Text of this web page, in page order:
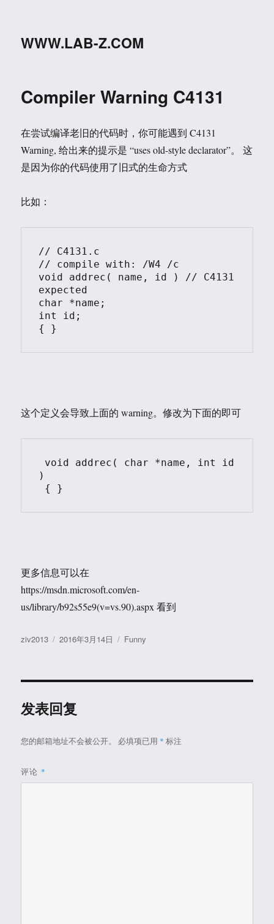
WWW.LAB-Z.COM
Compiler Warning C4131
在尝试编译老旧的代码时，你可能遇到 C4131
Warning, 给出来的提示是 “uses old-style declarator”。 这
是因为你的代码使用了旧式的生命方式
比如：
// C4131.c
// compile with: /W4 /c
void addrec( name, id ) // C4131
expected
char *name;
int id;
{ }
这个定义会导致上面的 warning。修改为下面的即可
)
{ }
更多信息可以在
https://msdn.microsoft.com/en-
us/library/b92s55e9(v=vs.90).aspx 看到
作
ziv2013
发
2016年3月14日
分
Funny
发表回复
您的邮箱地址不会被公开。 必填项已用 * 标注
评论 *